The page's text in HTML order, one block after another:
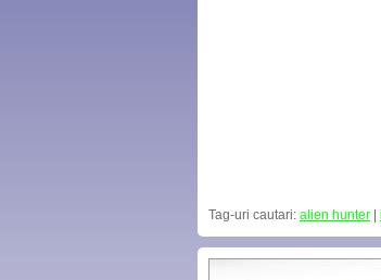
Tag-uri cautari: alien hunter